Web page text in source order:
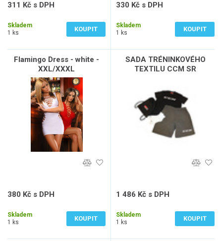
311 Kč s DPH
Skladem
1 ks
KOUPIT
330 Kč s DPH
Skladem
1 ks
KOUPIT
Flamingo Dress - white -
XXL/XXXL
380 Kč s DPH
Skladem
1 ks
KOUPIT
SADA TRÉNINKOVÉHO
TEXTILU CCM SR
1 486 Kč s DPH
Skladem
1 ks
KOUPIT